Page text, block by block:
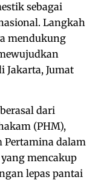
sebagai
Langkah
mendukung
Jakarta, Jumat
dari
(PHM),
Pertamina dalam
mencakup
lepas pantai